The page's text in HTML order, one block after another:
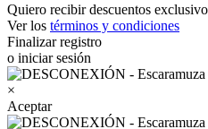
Quiero recibir descuentos
Ver los términos y condiciones
Finalizar registro
o iniciar sesión
×
Aceptar